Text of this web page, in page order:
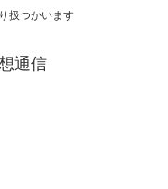
扱つかいます
通信